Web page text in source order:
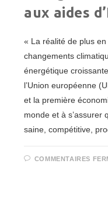
aux aides
« La réalité de plus
changements
énergétique
l’Union européenne
et la première
monde et à s’assurer
saine, compétitive,
COMMENTAIRES